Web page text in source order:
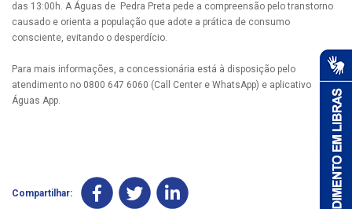
das 13:00h. A Águas de Pedra Preta pede a compreensão pelo transtorno
causado e orienta a população que adote a prática de consumo
consciente, evitando o desperdício.​
Para mais informações, a concessionária está à disposição pelo
atendimento no 0800 647 6060 (Call Center e WhatsApp) e aplicativo
Águas App.​
Compartilhar: